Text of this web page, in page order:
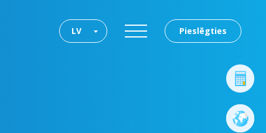
Pieslēgties
LV